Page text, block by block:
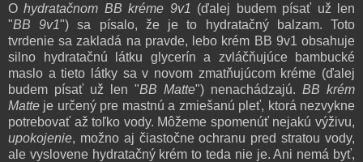
Ohydratačnom BB kréme 9v1 (ďalej budem písať už len
"BB 9v1") sa písalo, že je to hydratačný balzam. Toto
tvrdenie sa zakladá na pravde, lebo krém BB 9v1 obsahuje
silno hydratačnú látku glycerín a zvláčňujúce bambucké
maslo a tieto látky sa v novom zmatňujúcom kréme (ďalej
budem písať už len "BB Matte") nenachádzajú. BB krém
Matte je určený pre mastnú a zmiešanú pleť, ktorá nezvykne
potrebovať až toľko vody. Môžeme spomenúť nejakú výživu,
upokojenie, možno aj čiastočne ochranu pred stratou vody,
ale vyslovene hydratačný krém to teda nie je. Ani nemá byť,